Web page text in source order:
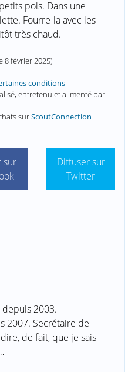
pois. Dans une
Fourre-la avec les
très chaud.
8 février 2025)
conditions
entretenu et alimenté par
surScoutConnection !
sur
Diffuser sur
Twitter
depuis 2003.
2007. Secrétaire de
de fait, que je sais